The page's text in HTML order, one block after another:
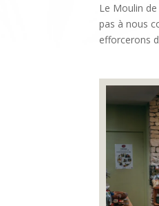
Le Moulin
pas à nous
efforcerons